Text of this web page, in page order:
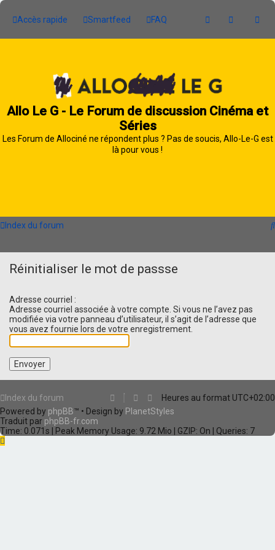
Accès rapide Smartfeed FAQ
Allo Le G - Le Forum de discussion Cinéma et
Séries
Les Forum de Allociné ne répondent plus ? Pas de soucis, Allo-Le-G est
là pour vous !
Index du forum
Réinitialiser le mot de passse
Adresse courriel :
Adresse courriel associée à votre compte. Si vous ne l’avez pas
modifiée via votre panneau d’utilisateur, il s’agit de l’adresse que
vous avez fournie lors de votre enregistrement.
Index du forum Heures au format UTC+02:00
Powered by phpBB™ • Design by PlanetStyles
Traduit par phpBB-fr.com
Time: 0.071s | Peak Memory Usage: 9.72 Mio | GZIP: On | Queries: 7